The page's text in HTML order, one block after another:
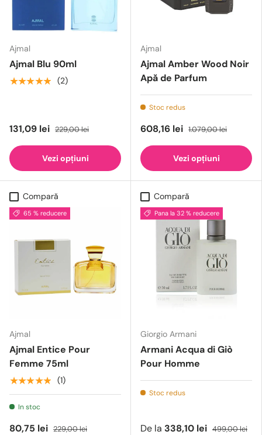
Ajmal
Ajmal Blu 90ml
★★★★★ (2)
131,09 lei 229,00 lei
Vezi opțiuni
Ajmal
Ajmal Amber Wood Noir
Apă de Parfum
Stoc redus
608,16 lei 1.079,00 lei
Vezi opțiuni
Compară
65 % reducere
Ajmal
Ajmal Entice Pour
Femme 75ml
★★★★★ (1)
In stoc
80,75 lei 229,00 lei
Compară
Pana la 32 % reducere
Giorgio Armani
Armani Acqua di Giò
Pour Homme
Stoc redus
De la 338,10 lei 499,00 lei